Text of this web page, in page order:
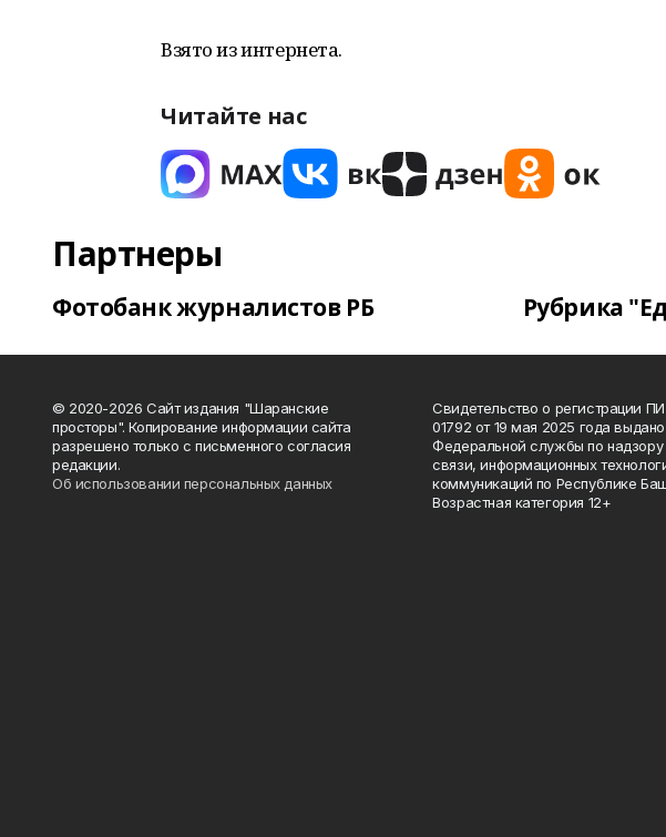
Взято из интернета.
Читайте нас
Партнеры
Фотобанк журналистов РБ Рубрика
© 2020-2026 Сайт издания "Шаранские
просторы". Копирование информации сайта
разрешено только с письменного согласия
редакции.
Об использовании персональных данных
Свидетельство о регистрации
01792 от 19 мая 2025 года
Федеральной службы по
связи, информационных
коммуникаций по Республике
Возрастная категория 12+